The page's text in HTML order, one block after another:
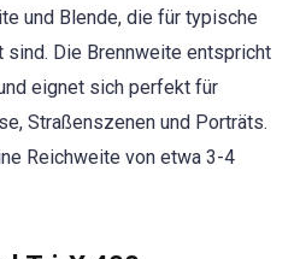
und Blende, die für typische
Die Brennweite entspricht
eignet sich perfekt für
Straßenszenen und Porträts.
Reichweite von etwa 3-4